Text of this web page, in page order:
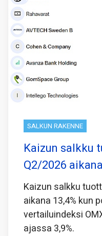
SALKUN RAKENNE
Kaizun salkku
Q2/2026
Kaizun salkku
aikana 13,4% kun
vertailuindeksi
ajassa 3,9%.